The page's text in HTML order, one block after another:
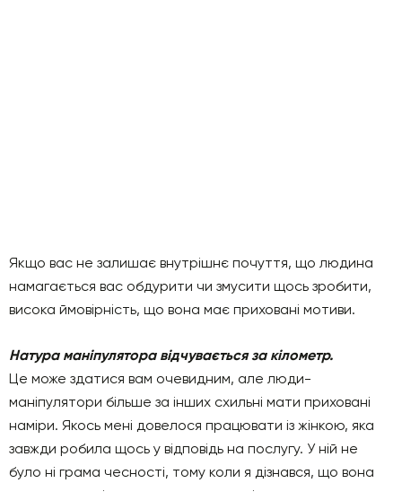
Якщо вас не залишає внутрішнє почуття, що людина
намагається вас обдурити чи змусити щось зробити,
висока ймовірність, що вона має приховані мотиви.
Натура маніпулятора відчувається за кілометр.
Це може здатися вам очевидним, але люди-
маніпулятори більше за інших схильні мати приховані
наміри. Якось мені довелося працювати із жінкою, яка
завжди робила щось у відповідь на послугу. У ній не
було ні грама чесності, тому коли я дізнався, що вона